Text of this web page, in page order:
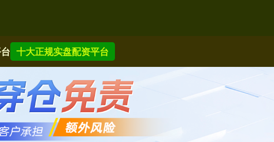
十大正规实盘配资平台